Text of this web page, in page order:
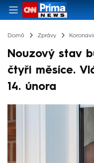
Domů Zprávy
Nouzový stav
čtyři měsíce.
14. února